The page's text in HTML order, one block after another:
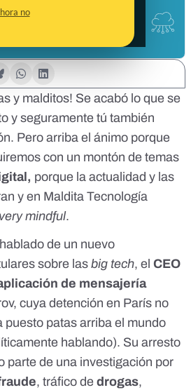
no
y malditos! Se acabó lo que se
y seguramente tú también
Pero arriba el ánimo porque
con un montón de temas
porque la actualidad y las
y en Maldita Tecnología
mindful.
de un nuevo
sobre las big tech, el CEO
de mensajería
cuya detención en París no
puesto patas arriba el mundo
hablando). Su arresto
parte de una investigación por
, tráfico de drogas,